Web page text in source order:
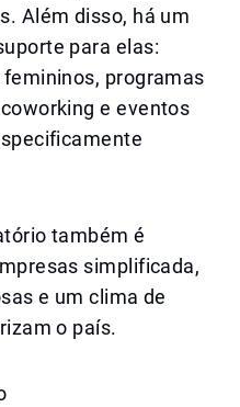
Além disso, há um
para elas:
programas
e eventos
também é
simplificada,
e um clima de
o país.